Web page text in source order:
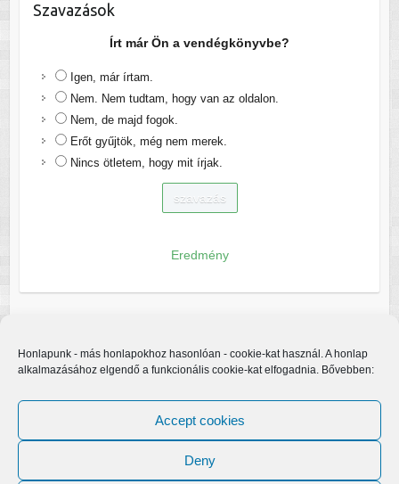
Honlapunk - más honlapokhoz hasonlóan - cookie-kat használ. A honlap
alkalmazásához elgendő a funkcionális cookie-kat elfogadnia. Bővebben:
Accept cookies
Deny
Szavazások
Írt már Ön a vendégkönyvbe?
Igen, már írtam.
Nem. Nem tudtam, hogy van az oldalon.
Nem, de majd fogok.
Erőt gyűjtök, még nem merek.
Nincs ötletem, hogy mit írjak.
Eredmény